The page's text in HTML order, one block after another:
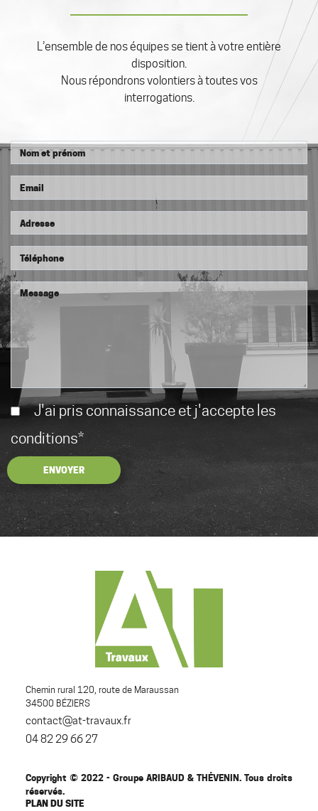
L’ensemble de nos équipes se tient à votre entière
disposition.
Nous répondrons volontiers à toutes vos
interrogations.
J'ai pris connaissance et j'accepte les
conditions*
ENVOYER
Chemin rural 120, route de Maraussan
34500 BÉZIERS
contact@at-travaux.fr
04 82 29 66 27
Copyright © 2022 - Groupe ARIBAUD & THÉVENIN. Tous droits
réservés.
PLAN DU SITE